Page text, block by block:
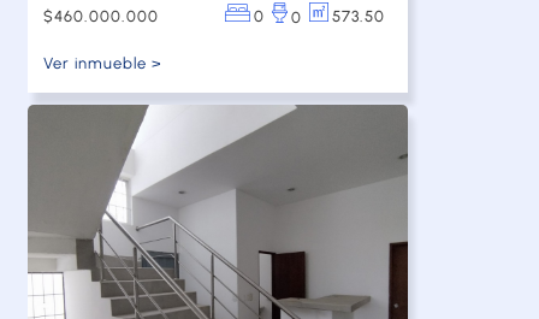
concreto, puerta camionera,
Cuenta con calles
ideal para uso comercial oh
recidencial.
$460.000.000 0 0 573.50
Ver inmueble >